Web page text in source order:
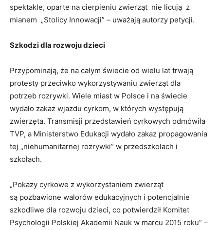
spektakle, oparte na cierpieniu zwierząt nie licują z
mianem „Stolicy Innowacji” – uważają autorzy petycji.
Szkodzi dla rozwoju dzieci
Przypominają, że na całym świecie od wielu lat trwają
protesty przeciwko wykorzystywaniu zwierząt dla
potrzeb rozrywki. Wiele miast w Polsce i na świecie
wydało zakaz wjazdu cyrkom, w których występują
zwierzęta. Transmisji przedstawień cyrkowych odmówiła
TVP, a Ministerstwo Edukacji wydało zakaz propagowania
tej „niehumanitarnej rozrywki” w przedszkolach i
szkołach.
„Pokazy cyrkowe z wykorzystaniem zwierząt
są pozbawione walorów edukacyjnych i potencjalnie
szkodliwe dla rozwoju dzieci, co potwierdził Komitet
Psychologii Polskiej Akademii Nauk w marcu 2015 roku” –